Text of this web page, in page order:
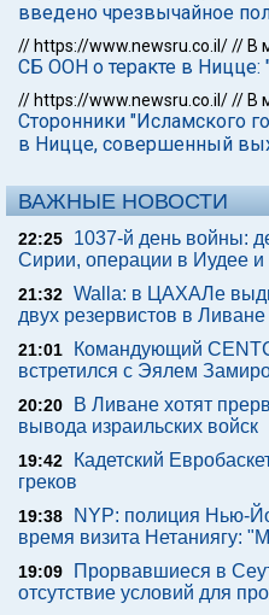
введено чрезвычайное
// https://www.newsru.co.il/// В
СБ ООН о теракте в Ницце:
// https://www.newsru.co.il/// В
Сторонники "Исламского
в Ницце, совершенный
ВАЖНЫЕ НОВОСТИ
22:25
1037-й день войны:
Сирии, операции в Иудее
21:32 Walla: в ЦАХАЛе
двух резервистов в Ливане
21:01
Командующий
встретился с Эялем
20:20
В Ливане хотят
вывода израильских войск
19:42
Кадетский
греков
19:38
NYP: полиция Нью-
время визита Нетаниягу:
19:09
Прорвавшиеся в
отсутствие условий для